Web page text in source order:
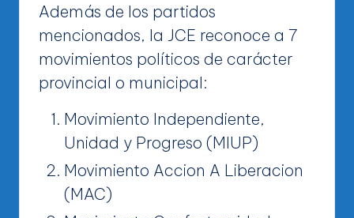
Además de los partidos
mencionados, la JCE reconoce a 7
movimientos políticos de carácter
provincial o municipal:
Movimiento Independiente,
Unidad y Progreso (MIUP)
Movimiento Accion A Liberacion
(MAC)